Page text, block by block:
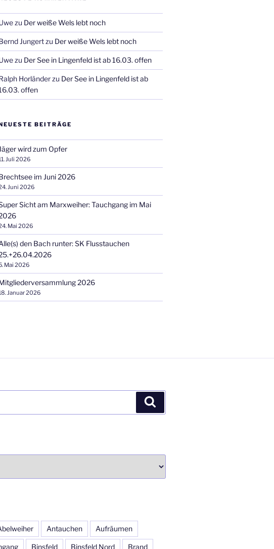
zu Der weiße Wels lebt noch
Jungertzu Der weiße Wels lebt noch
zu Der See in Lingenfeld ist ab 16.03. offen
Horländerzu Der See in Lingenfeld ist ab
offen
BEITRÄGE
wird zum Opfer
Juli 2026
im Juni 2026
Juni 2026
Sicht am Marxweiher: Tauchgang im Mai
Mai 2026
den Bach runter: SK Flusstauchen
Mai 2026
2026
Januar 2026
Antauchen Aufräumen
Binsfeld Binsfeld Nord Brand